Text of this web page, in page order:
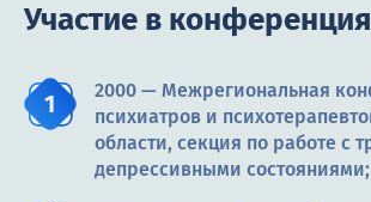
Участие в
2000 — Межрегиональная
психиатров и
области, секция по работе с
депрессивными состояниями;